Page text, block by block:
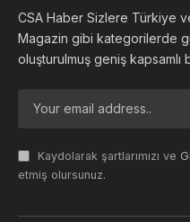
CSA Haber Sizlere Türkiye
Magazin gibi kategorilerde
oluşturulmuş geniş kapsamlı
Kaydolarak şartlarımızı ve
etmiş olursunuz.